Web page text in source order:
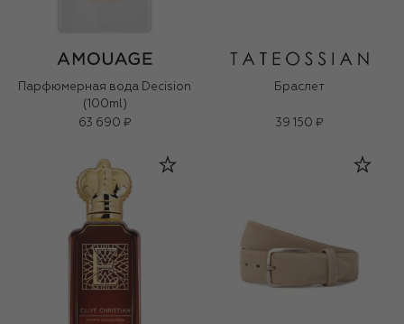
Парфюмерная вода Decision
(100ml)
63 690 ₽
Браслет
39 150 ₽